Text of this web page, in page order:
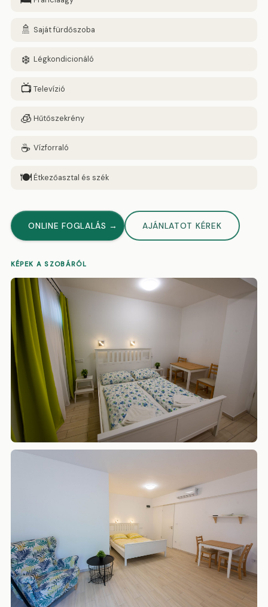
🚿 Saját fürdőszoba
❄️ Légkondicionáló
📺 Televízió
🧊 Hűtőszekrény
☕ Vízforraló
🍽️Étkezőasztal és szék
ONLINE FOGLALÁS → AJÁNLATOT KÉREK
KÉPEK A SZOBÁRÓL